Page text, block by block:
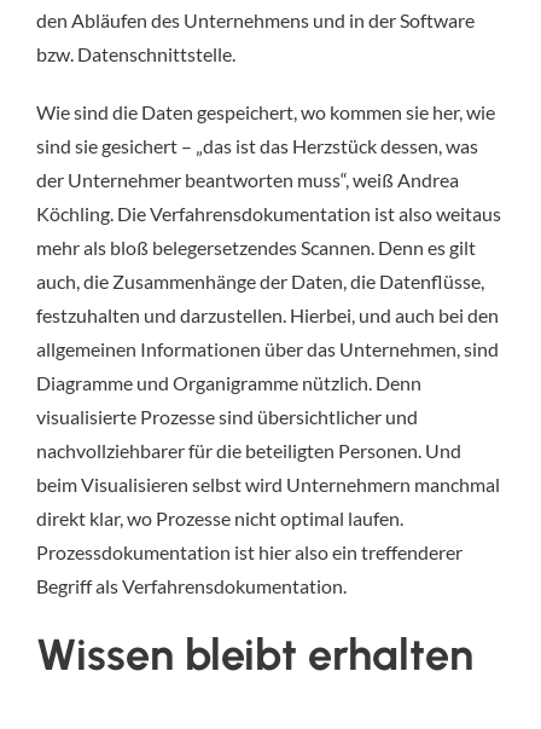
den Abläufen des Unternehmens und in der Software
bzw. Datenschnittstelle.
Wie sind die Daten gespeichert, wo kommen sie her, wie
sind sie gesichert – „das ist das Herzstück dessen, was
der Unternehmer beantworten muss“, weiß Andrea
Köchling. Die Verfahrensdokumentation ist also weitaus
mehr als bloß belegersetzendes Scannen. Denn es gilt
auch, die Zusammenhänge der Daten, die Datenflüsse,
festzuhalten und darzustellen. Hierbei, und auch bei den
allgemeinen Informationen über das Unternehmen, sind
Diagramme und Organigramme nützlich. Denn
visualisierte Prozesse sind übersichtlicher und
nachvollziehbarer für die beteiligten Personen. Und
beim Visualisieren selbst wird Unternehmern manchmal
direkt klar, wo Prozesse nicht optimal laufen.
Prozessdokumentation ist hier also ein treffenderer
Begriff als Verfahrensdokumentation.
Wissen bleibt erhalten